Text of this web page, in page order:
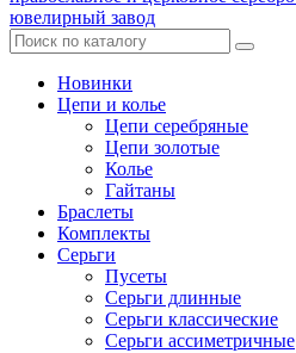
Новинки
Цепи и колье
Цепи серебряные
Цепи золотые
Колье
Гайтаны
Браслеты
Комплекты
Серьги
Пусеты
Серьги длинные
Серьги классические
Серьги ассиметричные